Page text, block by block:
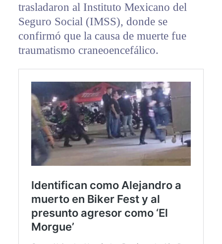
trasladaron al Instituto Mexicano del
Seguro Social (IMSS), donde se
confirmó que la causa de muerte fue
traumatismo craneoencefálico.